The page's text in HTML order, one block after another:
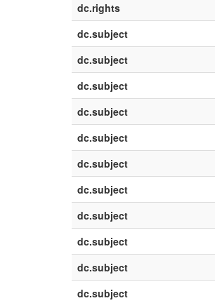
dc.rights
dc.subject
dc.subject
dc.subject
dc.subject
dc.subject
dc.subject
dc.subject
dc.subject
dc.subject
dc.subject
dc.subject